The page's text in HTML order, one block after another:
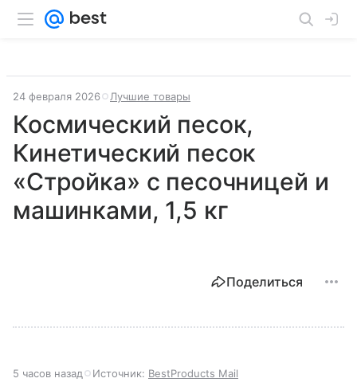
24 февраля 2026 Лучшие товары
Космический песок,
Кинетический песок
«Стройка» с песочницей и
машинками, 1,5 кг
Поделиться
5 часов назад Источник: BestProducts Mail